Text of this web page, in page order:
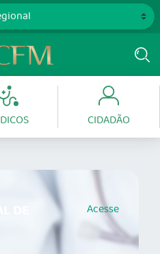
CIDADÃO
Acesse